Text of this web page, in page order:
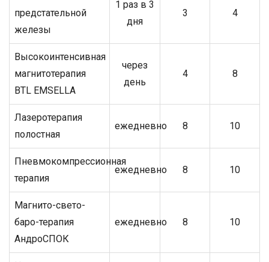
предстательной
железы
1 раз в 3
дня
3 4
Высокоинтенсивная
магнитотерапия
BTL EMSELLA
через
день
4 8
Лазеротерапия
полостная
ежедневно 8 10
Пневмокомпрессионная
терапия
ежедневно 8 10
Магнито-свето-
баро-терапия
АндроСПОК
ежедневно 8 10